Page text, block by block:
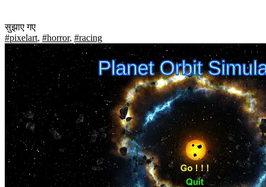
सुझाए गए
#pixelart, #horror, #racing